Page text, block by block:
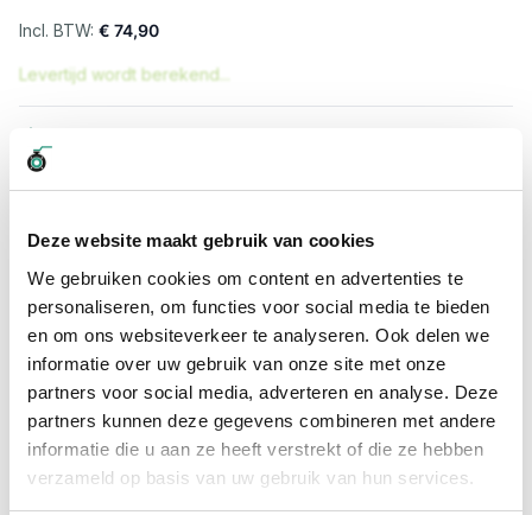
Deze website maakt gebruik van cookies
We gebruiken cookies om content en advertenties te
personaliseren, om functies voor social media te bieden
en om ons websiteverkeer te analyseren. Ook delen we
informatie over uw gebruik van onze site met onze
partners voor social media, adverteren en analyse. Deze
partners kunnen deze gegevens combineren met andere
informatie die u aan ze heeft verstrekt of die ze hebben
verzameld op basis van uw gebruik van hun services.
€ 74,90
Levertijd wordt berekend...
Snelle levering
Snel naar
Meer informatie
Meer informatie
Maatvoering koppeling 2 1/2"